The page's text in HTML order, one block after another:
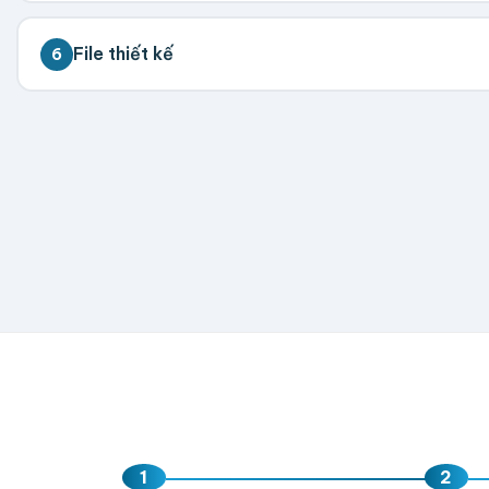
💡 Đặt càng nhiều giá càng tốt. Vui lòng liên hệ để
6 File thiết kế
1 2